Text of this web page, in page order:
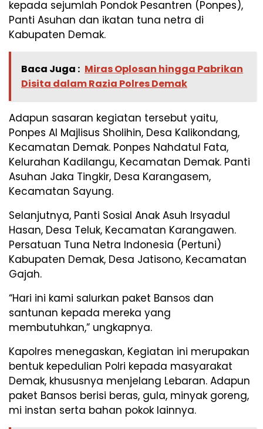
kepada sejumlah Pondok Pesantren (Ponpes),
Panti Asuhan dan ikatan tuna netra di
Kabupaten Demak.
Baca Juga : Miras Oplosan hingga Pabrikan
Disita dalam Razia Polres Demak
Adapun sasaran kegiatan tersebut yaitu,
Ponpes Al Majlisus Sholihin, Desa Kalikondang,
Kecamatan Demak. Ponpes Nahdatul Fata,
Kelurahan Kadilangu, Kecamatan Demak. Panti
Asuhan Jaka Tingkir, Desa Karangasem,
Kecamatan Sayung.
Selanjutnya, Panti Sosial Anak Asuh Irsyadul
Hasan, Desa Teluk, Kecamatan Karangawen.
Persatuan Tuna Netra Indonesia (Pertuni)
Kabupaten Demak, Desa Jatisono, Kecamatan
Gajah.
“Hari ini kami salurkan paket Bansos dan
santunan kepada mereka yang
membutuhkan,” ungkapnya.
Kapolres menegaskan, Kegiatan ini merupakan
bentuk kepedulian Polri kepada masyarakat
Demak, khususnya menjelang Lebaran. Adapun
paket Bansos berisi beras, gula, minyak goreng,
mi instan serta bahan pokok lainnya.